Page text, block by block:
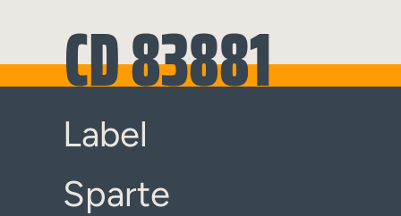
CD 83881
Label
Sparte